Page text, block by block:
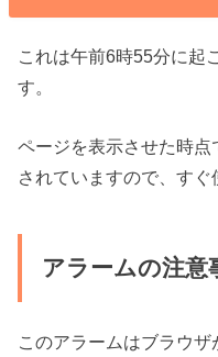
これは午前6時55分に起
す。
ページを表示させた時
されていますので、すぐ
アラームの注意
このアラームはブラウ